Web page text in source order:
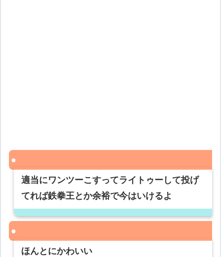
適当にワンツーこすってライトゥーして投げ
てれば鉄拳王とか余裕で今はいけるよ
ほんとにかわいい